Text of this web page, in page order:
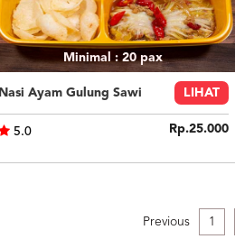
Minimal : 20pax
Nasi Ayam Gulung Sawi LIHAT
5.0 Rp.25.000
Previous 1